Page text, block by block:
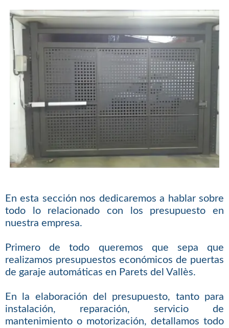
En esta sección nos dedicaremos a hablar sobre
todo lo relacionado con los presupuesto en
nuestra empresa.
Primero de todo queremos que sepa que
realizamos presupuestos económicos de puertas
de garaje automáticas en Parets del Vallès.
En la elaboración del presupuesto, tanto para
instalación, reparación, servicio de
mantenimiento o motorización, detallamos todo